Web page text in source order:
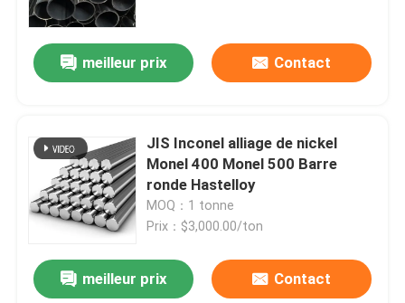
meilleur prix Contact
JIS Inconel alliage de nickel
Monel 400 Monel 500 Barre
ronde Hastelloy
MOQ：1 tonne
Prix：$3,000.00/ton
meilleur prix Contact